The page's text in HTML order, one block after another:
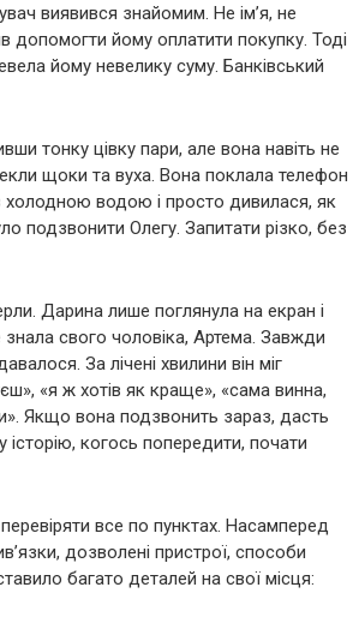
виявився знайомим. Не ім’я, не
допомогти йому оплатити покупку. Тоді
йому невелику суму. Банківський
тонку цівку пари, але вона навіть не
щоки та вуха. Вона поклала телефон
холодною водою і просто дивилася, як
подзвонити Олегу. Запитати різко, без
Дарина лише поглянула на екран і
свого чоловіка, Артема. Завжди
За лічені хвилини він міг
«я ж хотів як краще», «сама винна,
Якщо вона подзвонить зараз, дасть
історію, когось попередити, почати
все по пунктах. Насамперед
дозволені пристрої, способи
багато деталей на свої місця: